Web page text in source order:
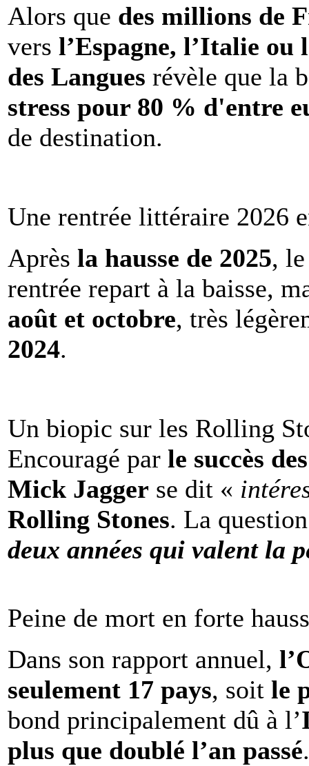
Alors que des millions de
vers l’Espagne, l’Italie ou
des Langues révèle que la
stress pour 80 % d'entre
de destination.
Une rentrée littéraire 2026
Après la hausse de 2025,
rentrée repart à la baisse,
août et octobre, très
2024.
Un biopic sur les Rolling
Encouragé par le succès
Mick Jagger se dit «
Rolling Stones. La
deux années qui valent la
Peine de mort en forte
Dans son rapport annuel,
seulement 17 pays, soit le
bond principalement dû à l’
plus que doublé l’an passé.